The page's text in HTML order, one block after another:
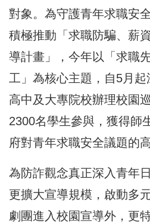
對象。為守護青年求職安
積極推動「求職防騙、薪
導計畫」，今年以「求職
工」為核心主題，自5月起
高中及大專院校辦理校園
2300名學生參與，獲得師
府對青年求職安全議題的
為防詐觀念真正深入青年
更擴大宣導規模，啟動多
劇團進入校園宣導外，更